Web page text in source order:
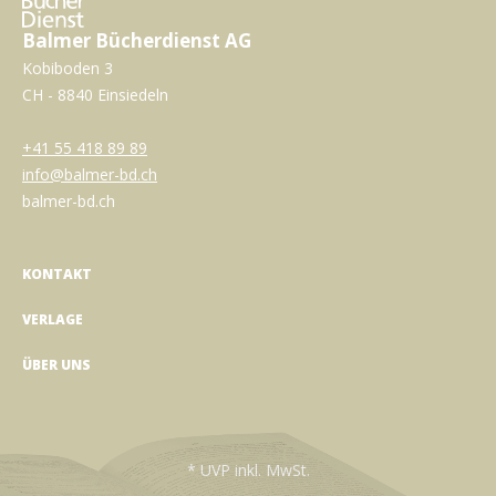
Balmer Bücherdienst AG
Kobiboden 3
CH - 8840 Einsiedeln
+41 55 418 89 89
info@balmer-bd.ch
balmer-bd.ch
KONTAKT
VERLAGE
ÜBER UNS
* UVP inkl. MwSt.